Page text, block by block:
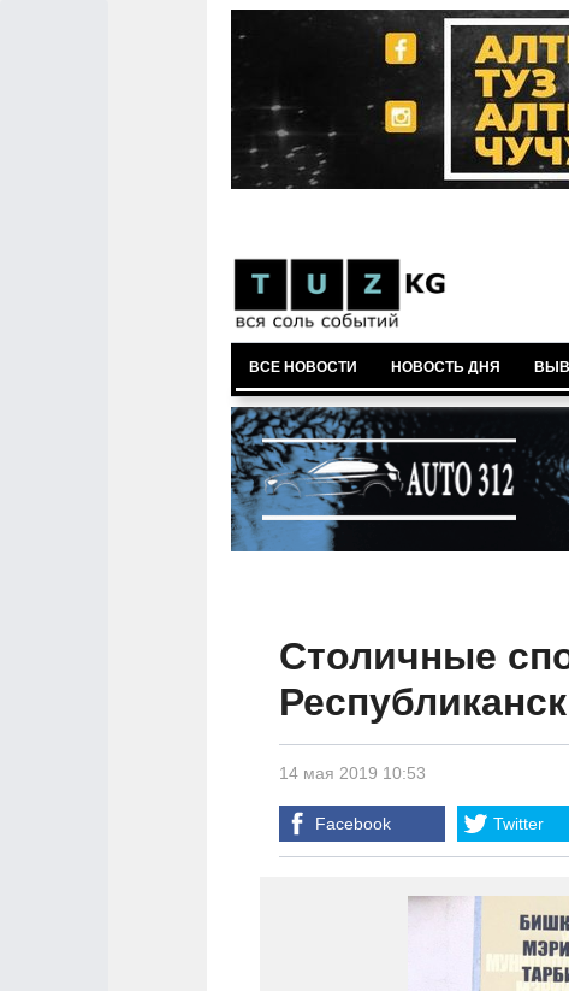
ВСЕ НОВОСТИ НОВОСТЬ ДНЯ
Столичные
14 мая 2019 10:53
Facebook Twitter